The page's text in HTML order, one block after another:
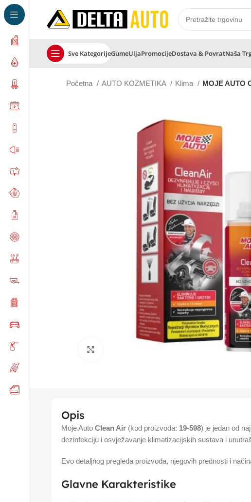
Sve KategorijeGumeUljaPromocijeDostava & PovratNaša
Početna AUTO KOZMETIKA Klima MOJE AUTO
Opis
Moje Auto Clean Air (kod proizvoda: 19-598) je jedan od
dezinfekciju i osvježavanje klimatizacijskih sustava i
Evo detaljnog pregleda proizvoda, njegovih prednosti i
Glavne Karakteristike